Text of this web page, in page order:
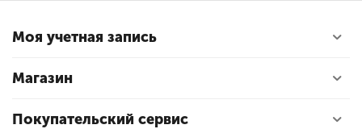
Моя учетная запись
Магазин
Покупательский сервис